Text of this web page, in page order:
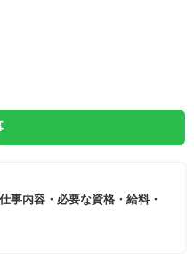
事内容・必要な資格・給料・